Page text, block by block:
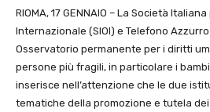
RIOMA, 17 GENNAIO – La Società
Internazionale (SIOI) e Telefono
Osservatorio permanente per i diritti
persone più fragili, in particolare i
inserisce nell’attenzione che le due
tematiche della promozione e tutela